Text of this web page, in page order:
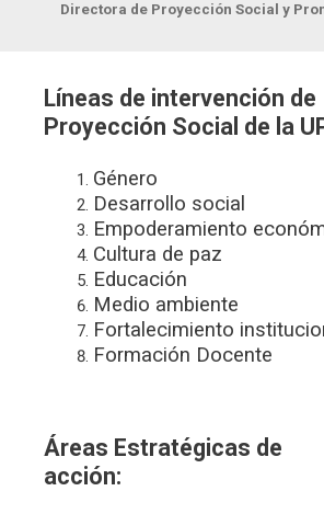
Directora de Proyección Social y
Líneas de intervención de
Proyección Social de la
Género
Desarrollo social
Empoderamiento
Cultura de paz
Educación
Medio ambiente
Fortalecimiento
Formación Docente
Áreas Estratégicas de
acción: